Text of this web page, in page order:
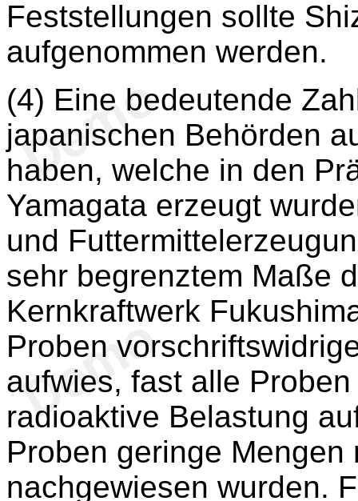
Feststellungen sollte
aufgenommen werden.
(4) Eine bedeutende
japanischen Behörden
haben, welche in den
Yamagata erzeugt
und
sehr begrenztem Maße
Kernkraftwerk
Proben
aufwies, fast alle
radioaktive Belastung
Proben geringe
nachgewiesen wurden.